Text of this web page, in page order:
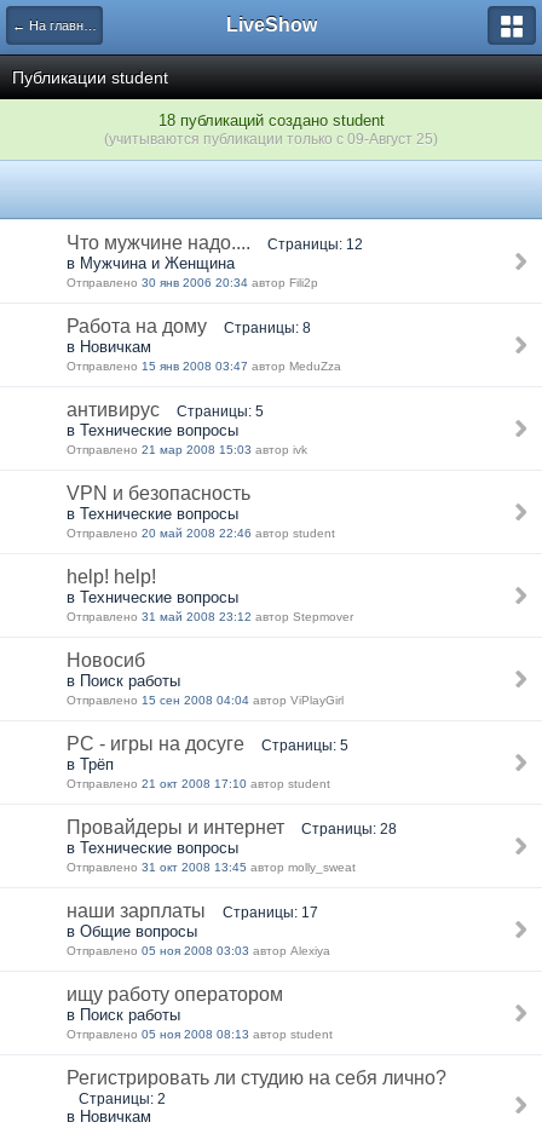
← На главную LiveShow
Публикации student
18 публикаций создано student
(учитываются публикации только с 09-Август 25)
Что мужчине надо.... Страницы: 12
в Мужчина и Женщина
Отправлено 30 янв 2006 20:34 автор Fili2p
Работа на дому Страницы: 8
в Новичкам
Отправлено 15 янв 2008 03:47 автор MeduZza
антивирус Страницы: 5
в Технические вопросы
Отправлено 21 мар 2008 15:03 автор ivk
VPN и безопасность
в Технические вопросы
Отправлено 20 май 2008 22:46 автор student
help! help!
в Технические вопросы
Отправлено 31 май 2008 23:12 автор Stepmover
Новосиб
в Поиск работы
Отправлено 15 сен 2008 04:04 автор ViPlayGirl
PC - игры на досуге Страницы: 5
в Трёп
Отправлено 21 окт 2008 17:10 автор student
Провайдеры и интернет Страницы: 28
в Технические вопросы
Отправлено 31 окт 2008 13:45 автор molly_sweat
наши зарплаты Страницы: 17
в Общие вопросы
Отправлено 05 ноя 2008 03:03 автор Alexiya
ищу работу оператором
в Поиск работы
Отправлено 05 ноя 2008 08:13 автор student
Регистрировать ли студию на себя лично?
Страницы: 2
в Новичкам